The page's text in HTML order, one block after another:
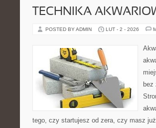
TECHNIKA
POSTED BY ADMIN LUT - 2 - 2026
bez
tego, czy startujesz od zera, czy masz